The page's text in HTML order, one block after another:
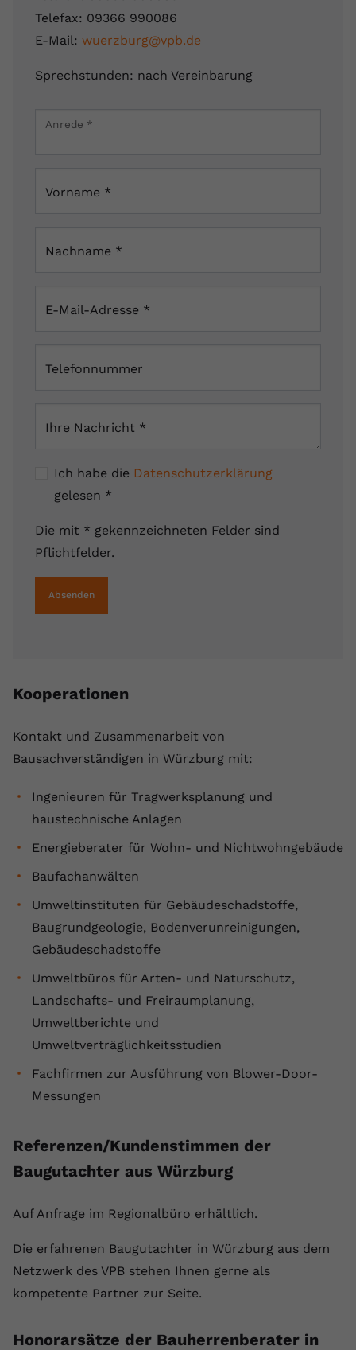
Telefax: 09366 990086
E-Mail: wuerzburg@vpb.de
Sprechstunden: nach Vereinbarung
Kister Straße 15, 97271 Kleinrinderfeld, Deutschland
Anrede *
Vorname *
Nachname *
E-Mail-Adresse *
Telefonnummer
Ihre Nachricht *
Ich habe die Datenschutzerklärung
gelesen *
Die mit * gekennzeichneten Felder sind
Pflichtfelder.
Absenden
Kooperationen
Kontakt und Zusammenarbeit von
Bausachverständigen in Würzburg mit:
Ingenieuren für Tragwerksplanung und
haustechnische Anlagen
Energieberater für Wohn- und Nichtwohngebäude
Baufachanwälten
Umweltinstituten für Gebäudeschadstoffe,
Baugrundgeologie, Bodenverunreinigungen,
Gebäudeschadstoffe
Umweltbüros für Arten- und Naturschutz,
Landschafts- und Freiraumplanung,
Umweltberichte und
Umweltverträglichkeitsstudien
Fachfirmen zur Ausführung von Blower-Door-
Messungen
Referenzen/Kundenstimmen der
Baugutachter aus Würzburg
Auf Anfrage im Regionalbüro erhältlich.
Die erfahrenen Baugutachter in Würzburg aus dem
Netzwerk des VPB stehen Ihnen gerne als
kompetente Partner zur Seite.
Honorarsätze der Bauherrenberater in